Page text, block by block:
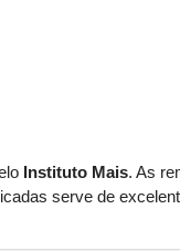
Instituto Mais. As
serve de